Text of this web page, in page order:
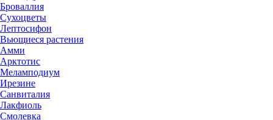
Броваллия
Сухоцветы
Лептосифон
Вьющиеся растения
Амми
Арктотис
Меламподиум
Ирезине
Санвиталия
Лакфиоль
Смолевка